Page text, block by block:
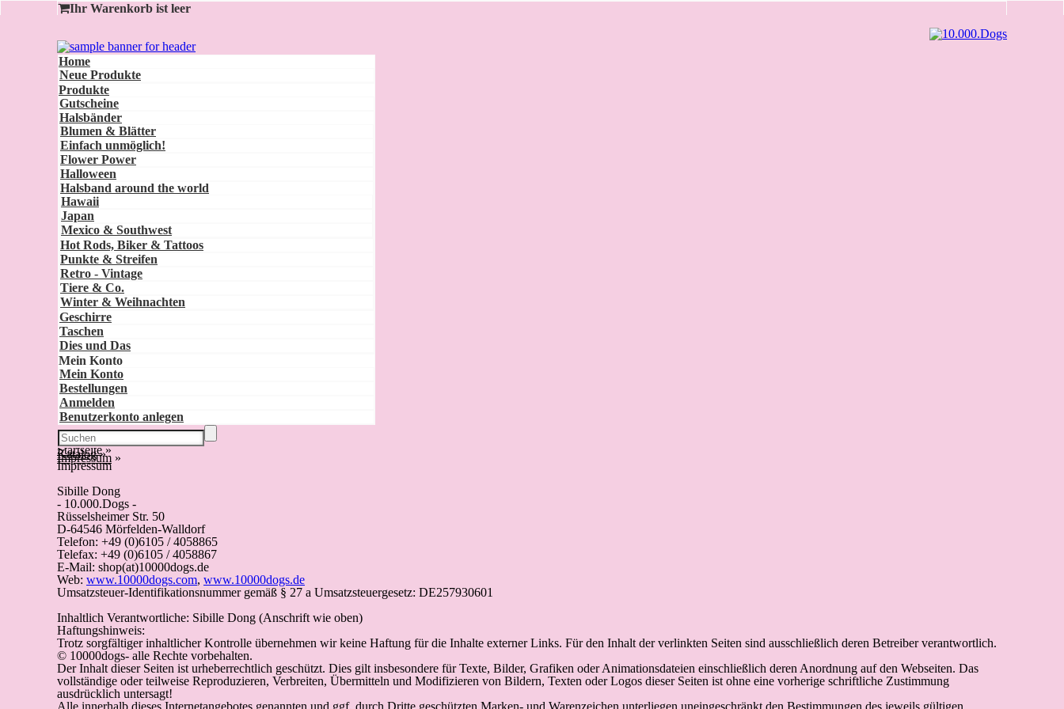
Ihr Warenkorb ist leer
Home
Neue Produkte
Produkte
Gutscheine
Halsbänder
Blumen & Blätter
Einfach unmöglich!
Flower Power
Halloween
Halsband around the world
Hawaii
Japan
Mexico & Southwest
Hot Rods, Biker & Tattoos
Punkte & Streifen
Retro - Vintage
Tiere & Co.
Winter & Weihnachten
Geschirre
Taschen
Dies und Das
Mein Konto
Mein Konto
Bestellungen
Anmelden
Benutzerkonto anlegen
Startseite »
Katalog »
Impressum »
Impressum
Sibille Dong
- 10.000.Dogs -
Rüsselsheimer Str. 50
D-64546 Mörfelden-Walldorf
Telefon: +49 (0)6105 / 4058865
Telefax: +49 (0)6105 / 4058867
E-Mail: shop(at)10000dogs.de
Web: www.10000dogs.com, www.10000dogs.de
Umsatzsteuer-Identifikationsnummer gemäß § 27 a Umsatzsteuergesetz: DE257930601
Inhaltlich Verantwortliche: Sibille Dong (Anschrift wie oben)
Haftungshinweis:
Trotz sorgfältiger inhaltlicher Kontrolle übernehmen wir keine Haftung für die Inhalte externer Links. Für den Inhalt der verlinkten Seiten sind ausschließlich deren Betreiber verantwortlich.
© 10000dogs- alle Rechte vorbehalten.
Der Inhalt dieser Seiten ist urheberrechtlich geschützt. Dies gilt insbesondere für Texte, Bilder, Grafiken oder Animationsdateien einschließlich deren Anordnung auf den Webseiten. Das
vollständige oder teilweise Reproduzieren, Verbreiten, Übermitteln und Modifizieren von Bildern, Texten oder Logos dieser Seiten ist ohne eine vorherige schriftliche Zustimmung
ausdrücklich untersagt!
Alle innerhalb dieses Internetangebotes genannten und ggf. durch Dritte geschützten Marken- und Warenzeichen unterliegen uneingeschränkt den Bestimmungen des jeweils gültigen